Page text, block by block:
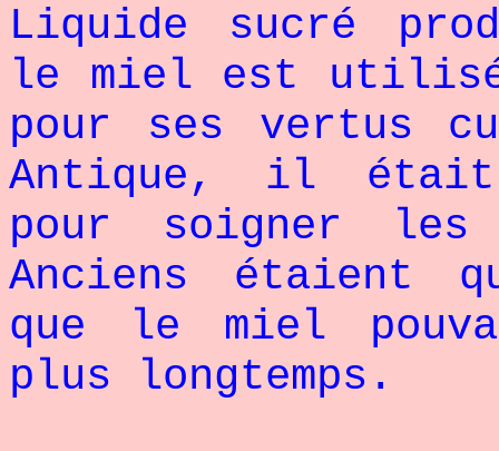
Liquide sucré
le miel est utilisé
pour ses vertus
Antique, il était
pour soigner les
Anciens étaient
que le miel
plus longtemps.